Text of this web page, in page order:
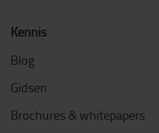
Kennis
Blog
Gidsen
Brochures & whitepapers